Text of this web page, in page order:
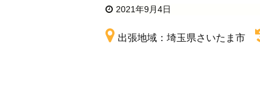
2021年9月4日
出張地域：埼玉県さいたま市